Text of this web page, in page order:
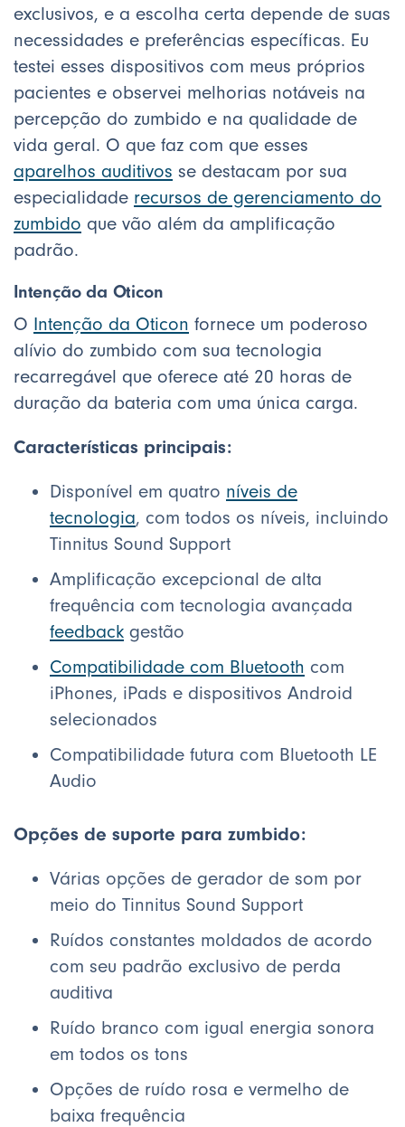
exclusivos, e a escolha certa depende de suas
necessidades e preferências específicas. Eu
testei esses dispositivos com meus próprios
pacientes e observei melhorias notáveis na
percepção do zumbido e na qualidade de
vida geral. O que faz com que esses
aparelhos auditivos se destacam por sua
especialidade recursos de gerenciamento do
zumbido que vão além da amplificação
padrão.
Intenção da Oticon
O Intenção da Oticon fornece um poderoso
alívio do zumbido com sua tecnologia
recarregável que oferece até 20 horas de
duração da bateria com uma única carga.
Características principais:
Disponível em quatro níveis de
tecnologia, com todos os níveis, incluindo
Tinnitus Sound Support
Amplificação excepcional de alta
frequência com tecnologia avançada
feedback gestão
Compatibilidade com Bluetooth com
iPhones, iPads e dispositivos Android
selecionados
Compatibilidade futura com Bluetooth LE
Audio
Opções de suporte para zumbido:
Várias opções de gerador de som por
meio do Tinnitus Sound Support
Ruídos constantes moldados de acordo
com seu padrão exclusivo de perda
auditiva
Ruído branco com igual energia sonora
em todos os tons
Opções de ruído rosa e vermelho de
baixa frequência